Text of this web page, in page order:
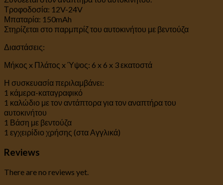
Τροφοδοσία: 12V-24V
Μπαταρία: 150mAh
Στηρίζεται στο παρμπρίζ του αυτοκινήτου με βεντούζα
Διαστάσεις:
Μήκος x Πλάτος x Ύψος: 6 x 6 x 3 εκατοστά
Η συσκευασία περιλαμβάνει:
1 κάμερα-καταγραφικό
1 καλώδιο με τον αντάπτορα για τον αναπτήρα του
αυτοκινήτου
1 Βάση με βεντούζα
1 εγχειρίδιο χρήσης (στα Αγγλικά)
Reviews
There are no reviews yet.